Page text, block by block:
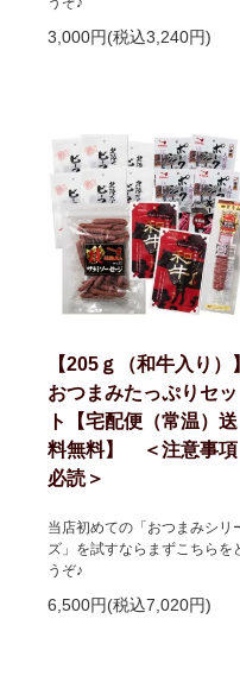
3,000円(税込3,240円)
【205ｇ（和牛入り）】
おつまみたっぷりセッ
ト【宅配便（常温）送
料無料】 ＜注意事項
必読＞
当店初めての「おつまみシリ
ズ」を試すならまずこちらを
うぞ♪
6,500円(税込7,020円)